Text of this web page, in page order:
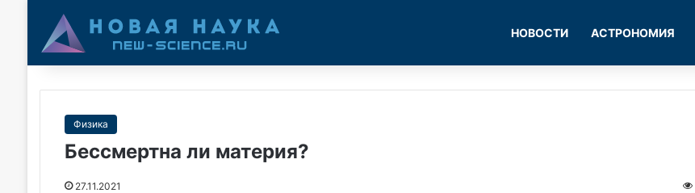
НОВОСТИ АСТРОНОМИЯ
Физика
Бессмертна ли материя?
27.11.2021